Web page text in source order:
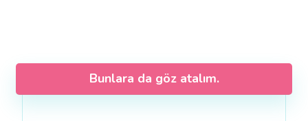
Bunlara da göz atalım.